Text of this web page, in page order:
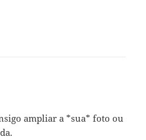
ampliar a *sua* foto ou